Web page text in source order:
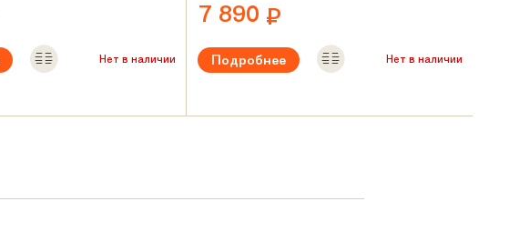
Нет в наличии
7 890 ₽
Подробнее Нет в наличии
Вес:3.7 кг